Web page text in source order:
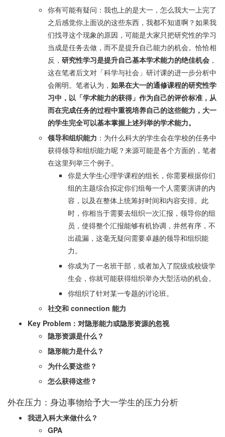
你有可能有疑问：我也上的是大一，怎么我大一上完了
之后感觉你上面说的这些东西，我都不知道啊？如果我
们找寻这个现象的原因，可能是大家只把研究性的学习
当成是任务去做，而不是提升自己能力的机会。恰恰相
反， 研究性学习是提升自己基本学术能力的绝佳机会 ，
这在笔者后文对「科学与社会」研讨课的进一步分析中
会阐明。笔者认为， 如果在大一的通修课程的研究性学
习中，以「学术能力的获得」作为自己的评价标准，从
而在完成任务的过程中重视培养自己的这些能力，大一
的学生完全可以基本掌握上述列举的学术能力。
领导和组织能力 ：为什么科大的学生会在学校的任务中
获得领导和组织能力呢？来源可能是各个方面的，笔者
在这里列举三个例子。
你是大学生心理学课程的组长，你需要根据你们
组的主题综合拟定你们组每一个人需要演讲的内
容，以及在整体上统筹好时间和内容安排。此
时，你相当于需要去组织一次汇报，领导你的组
员，使得整个汇报能够有机协调，井然有序，不
出疏漏，这毫无疑问需要卓越的领导和组织能
力。
你成为了一名班干部，或者加入了院级或校级学
生会，你就可能获得组织举办大型活动的机会。
你组织了针对某一专题的讨论班。
社交和 connection 能力
Key Problem：对隐形能力或隐形资源的忽视
隐形资源是什么？
隐形能力是什么？
为什么要这些？
怎么获得这些？
外在压力：身边事物给予大一学生的压力分析
我进入科大来做什么？
GPA